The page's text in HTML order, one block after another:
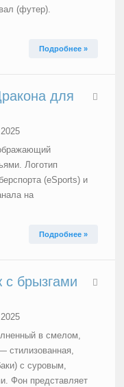
(футер).
Подробнее »
для
Логотип
(eSports) и
на
Подробнее »
с брызгами
в смелом,
стилизованная,
с суровым,
Фон представляет